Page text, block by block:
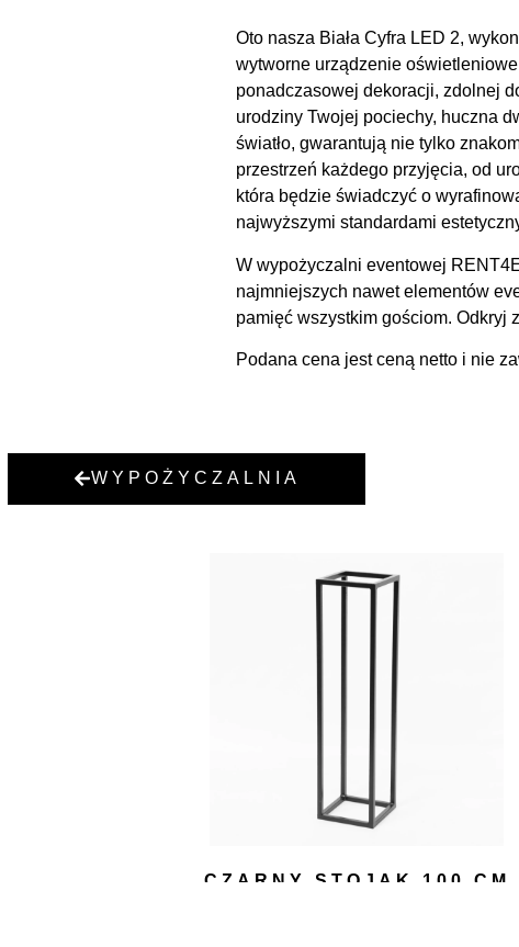
Oto nasza Biała Cyfra LED 2,
wytworne urządzenie
ponadczasowej dekoracji, zdolnej
urodziny Twojej pociechy, huczna
światło, gwarantują nie tylko
przestrzeń każdego przyjęcia, od
która będzie świadczyć o
najwyższymi standardami
W wypożyczalni eventowej
najmniejszych nawet elementów
pamięć wszystkim gościom. Odkryj
Podana cena jest ceną netto i nie
WYPOŻYCZALNIA
CZARNY STOJAK 100 CM